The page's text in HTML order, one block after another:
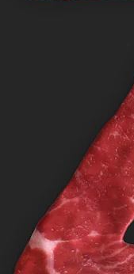
Freepik Company S.L.U.